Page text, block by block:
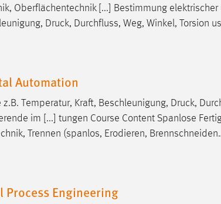
Oberflächentechnik [...] Bestimmung elektrischer
Druck, Durchfluss, Weg, Winkel, Torsion
Automation
Temperatur, Kraft, Beschleunigung, Druck,
im [...] tungen Course Content Spanlose
Trennen (spanlos, Erodieren,
Process Engineering